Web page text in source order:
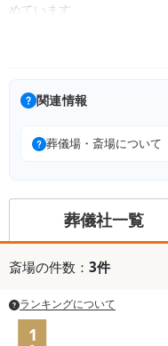
めています。
関連情報
葬儀場・斎場について
葬儀社一覧
斎場の件数： 3件
ランキングについて
1